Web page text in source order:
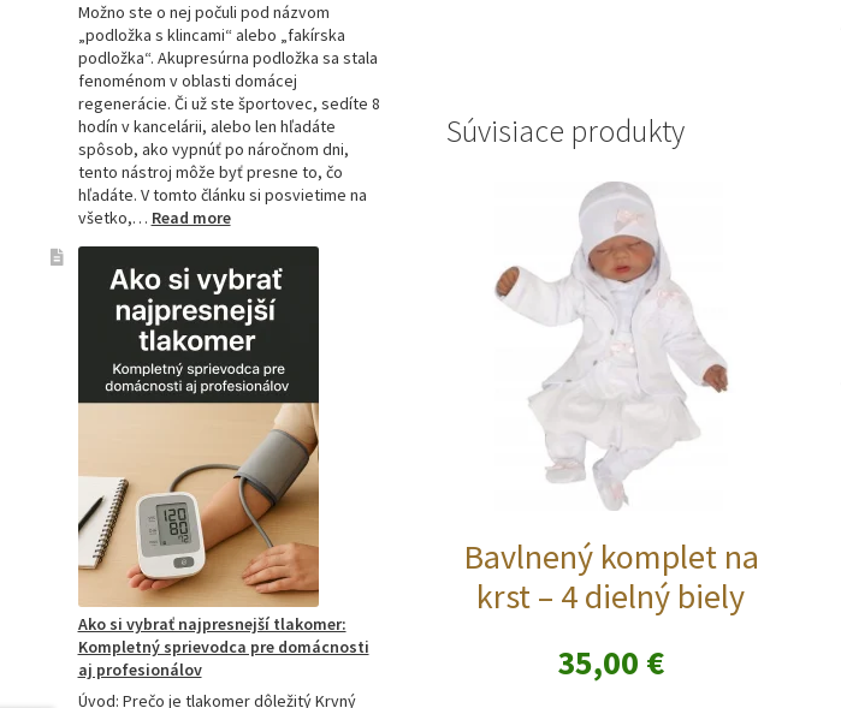
Súvisiace produkty
Bavlnený komplet na
krst – 4 dielný biely
35,00 €
Možno ste o nej počuli pod názvom
„podložka s klincami“ alebo „fakírska
podložka“. Akupresúrna podložka sa stala
fenoménom v oblasti domácej
regenerácie. Či už ste športovec, sedíte 8
hodín v kancelárii, alebo len hľadáte
spôsob, ako vypnúť po náročnom dni,
tento nástroj môže byť presne to, čo
hľadáte. V tomto článku si posvietime na
všetko,… Read more:
akupresúrnou
podložkou:
Ako
si
vybrať
tú
najlepšiu
prečo
je
hitom
na
Slovensku?
Ako si vybrať najpresnejší tlakomer:
Kompletný sprievodca pre domácnosti
aj profesionálov
Úvod: Prečo je tlakomer dôležitý Krvný